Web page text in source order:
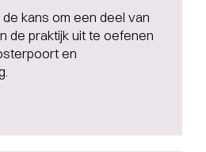
kans om een deel van
de praktijk uit te oefenen
en